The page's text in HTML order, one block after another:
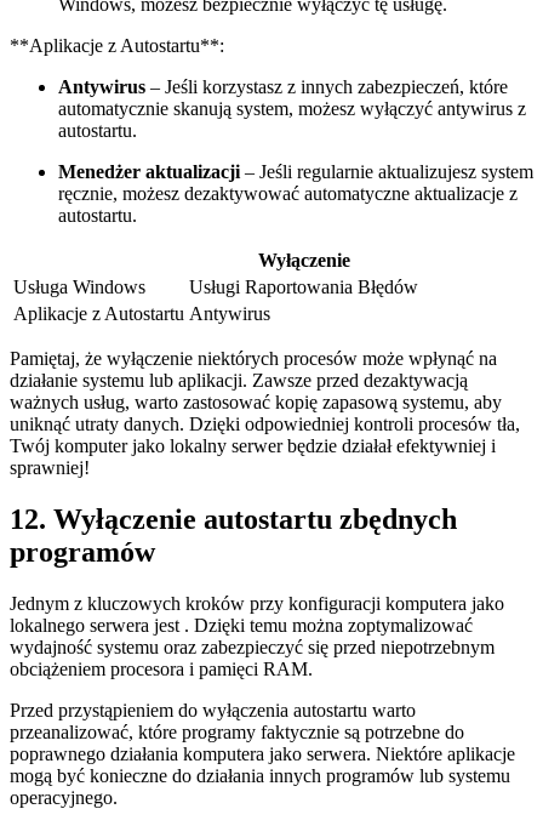
Windows, możesz bezpiecznie wyłączyć tę usługę.
**Aplikacje ⁣z ⁢Autostartu**:
Antywirus – ⁤Jeśli‍ korzystasz z innych zabezpieczeń, które
‌automatycznie‌ skanują system, możesz wyłączyć antywirus z
autostartu.
Menedżer aktualizacji – Jeśli regularnie aktualizujesz⁢ system
ręcznie, możesz⁤ dezaktywować automatyczne‍ aktualizacje z
autostartu.
Wyłączenie
Usługa⁢ Windows
Usługi‌ Raportowania Błędów
Aplikacje z⁢ Autostartu Antywirus
Pamiętaj, ⁤że wyłączenie niektórych⁣ procesów ​może⁤ wpłynąć na
działanie ‌systemu lub aplikacji. Zawsze ‍przed dezaktywacją
⁤ważnych usług, warto zastosować kopię zapasową systemu, aby‌
uniknąć​ utraty danych. Dzięki odpowiedniej kontroli procesów tła,
Twój komputer​ jako lokalny‍ serwer będzie działał ‍efektywniej i
sprawniej!
12.⁣ Wyłączenie autostartu ⁣zbędnych
programów
Jednym‌ z kluczowych kroków‍ przy ⁣konfiguracji​ komputera jako
lokalnego‌ serwera jest ⁣. Dzięki temu ⁢można zoptymalizować
wydajność systemu oraz zabezpieczyć się przed niepotrzebnym
obciążeniem procesora i pamięci RAM.
Przed przystąpieniem do wyłączenia ‌autostartu warto
przeanalizować, które programy faktycznie są potrzebne do
poprawnego działania komputera jako serwera.‌ Niektóre aplikacje
mogą być konieczne do działania innych programów ⁣lub systemu
operacyjnego.